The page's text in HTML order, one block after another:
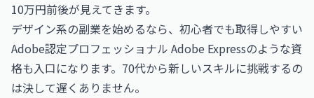
10万円前後が見えてきます。
デザイン系の副業を始めるなら、初心者でも取得しやすい
Adobe認定プロフェッショナル Adobe Expressのような資
格も入口になります。70代から新しいスキルに挑戦するの
は決して遅くありません。